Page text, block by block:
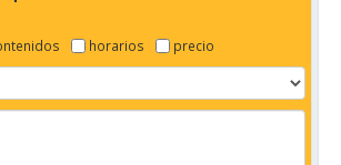
horarios precio